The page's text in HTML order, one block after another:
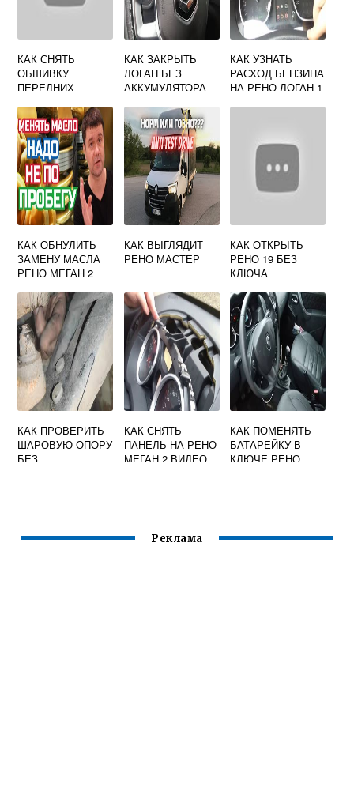
КАК СНЯТЬ
ОБШИВКУ
ПЕРЕДНИХ
МЕГАН 2
КАК ЗАКРЫТЬ
ЛОГАН БЕЗ
АККУМУЛЯТОРА
ДВЕРИ
КАК УЗНАТЬ
РАСХОД БЕНЗИНА
НА РЕНО ЛОГАН 1
КАК ОБНУЛИТЬ
ЗАМЕНУ МАСЛА
РЕНО МЕГАН 2
КАК ВЫГЛЯДИТ
РЕНО МАСТЕР
КАК ОТКРЫТЬ
РЕНО 19 БЕЗ
КЛЮЧА
КАК ПРОВЕРИТЬ
ШАРОВУЮ ОПОРУ
БЕЗ
КАК СНЯТЬ
ПАНЕЛЬ НА РЕНО
МЕГАН 2 ВИДЕО
КАК ПОМЕНЯТЬ
БАТАРЕЙКУ В
КЛЮЧЕ РЕНО
Реклама